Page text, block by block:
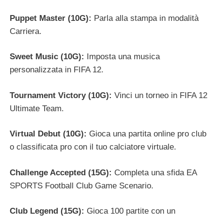
Puppet Master (10G): Parla alla stampa in modalità
Carriera.
Sweet Music (10G):
Imposta una musica
personalizzata in FIFA 12.
Tournament Victory (10G): Vinci un torneo in FIFA 12
Ultimate Team.
Virtual Debut (10G): Gioca una partita online pro club
o classificata pro con il tuo calciatore virtuale.
Challenge Accepted (15G): Completa una sfida EA
SPORTS Football Club Game Scenario.
Club Legend (15G): Gioca 100 partite con un